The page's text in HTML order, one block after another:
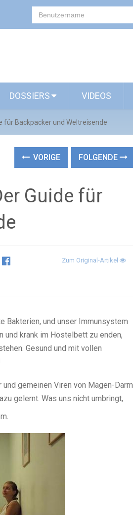
DOSSIERS VIDEOS
für Backpacker und Weltreisende
VORIGE FOLGENDE
Guide für
Zum Original-Artikel
Bakterien, und unser Immunsystem
und krank im Hostelbett zu enden,
Gesund und mit vollen
gemeinen Viren von Magen-Darm
gelernt. Was uns nicht umbringt,